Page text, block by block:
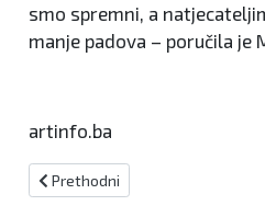
smo spremni, a
manje padova – poručila je
artinfo.ba
Prethodni članak: Predstavljena
Prethodni